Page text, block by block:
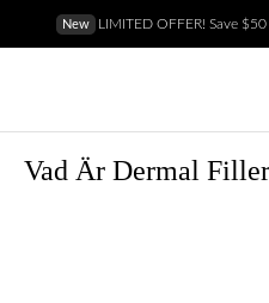
New LIMITED OFFER! Save
Vad Är Dermal